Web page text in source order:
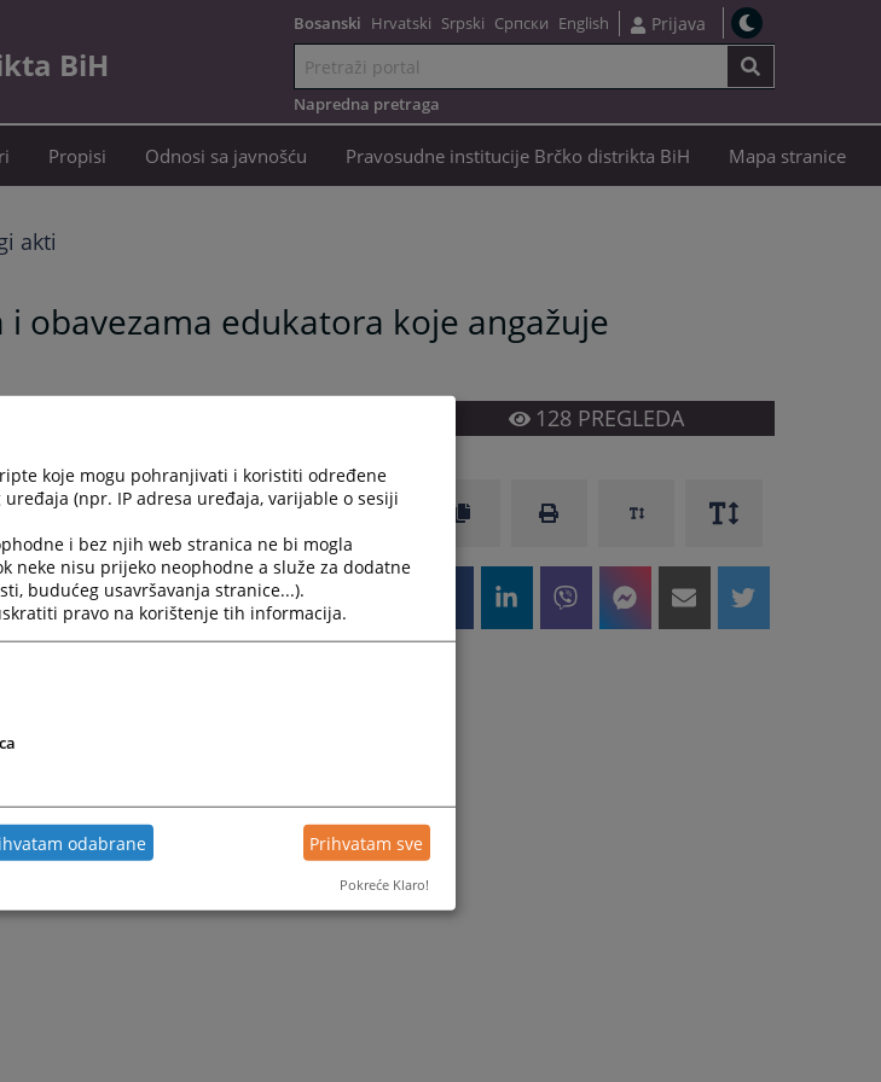
BiH
sadržaj
Bosanski Hrvatski Srpski Српски English Prijava
Napredna pretraga
Propisi Odnosi sa javnošću Pravosudne institucije Brčko distrikta BiH Mapa stranice
akti
obavezama edukatora koje angažuje
128PREGLEDA
koje mogu pohranjivati i koristiti određene
(npr. IP adresa uređaja, varijable o sesiji
i bez njih web stranica ne bi mogla
neke nisu prijeko neophodne a služe za dodatne
budućeg usavršavanja stranice...).
pravo na korištenje tih informacija.
odabrane Prihvatam sve
Pokreće Klaro!